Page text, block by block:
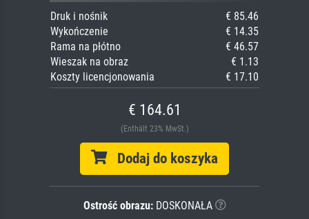
Druk i nośnik
€ 85.46
Wykończenie
€ 14.35
Rama na płótno
€ 46.57
Wieszak na obraz
€ 1.13
Koszty licencjonowania
€ 17.10
€ 164.61
(Enthält 23% MwSt.)
Dodaj do koszyka
Ostrość obrazu:DOSKONAŁA